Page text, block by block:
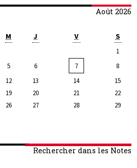
Août 2026
M J V S
1
5 6 7
8
12 13 14
15
19 20 21
22
26 27 28
29
Rechercher dans les Notes